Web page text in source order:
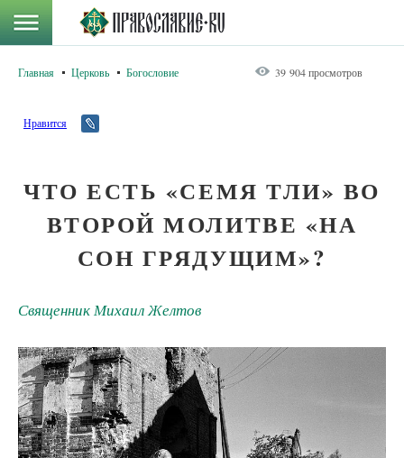
Главная Церковь Богословие 39 904 просмотров
Нравится
ЧТО ЕСТЬ «СЕМЯ ТЛИ» ВО
ВТОРОЙ МОЛИТВЕ «НА
СОН ГРЯДУЩИМ»?
Священник Михаил Желтов